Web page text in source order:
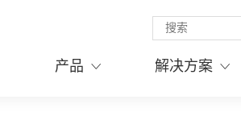
产品 解决方案